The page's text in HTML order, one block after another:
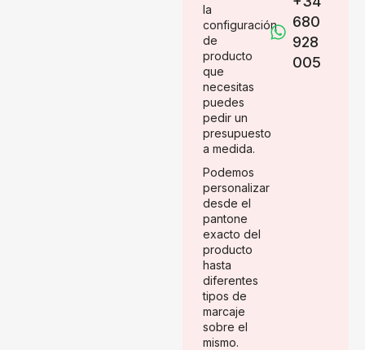
la
configuración
de
producto
que
necesitas
puedes
pedir un
presupuesto
a medida.
Podemos
personalizar
desde el
pantone
exacto del
producto
hasta
diferentes
tipos de
marcaje
sobre el
mismo.
680
928
005